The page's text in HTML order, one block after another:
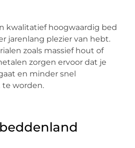
kwalitatief hoogwaardig bed
jarenlang plezier van hebt.
zoals massief hout of
zorgen ervoor dat je
en minder snel
te worden.